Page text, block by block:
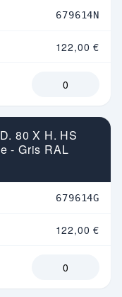
679614N
122,00 €
80 X H. HS
- Gris RAL
679614G
122,00 €